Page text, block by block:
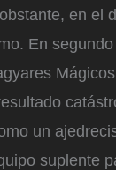
en el
En
un
suplente